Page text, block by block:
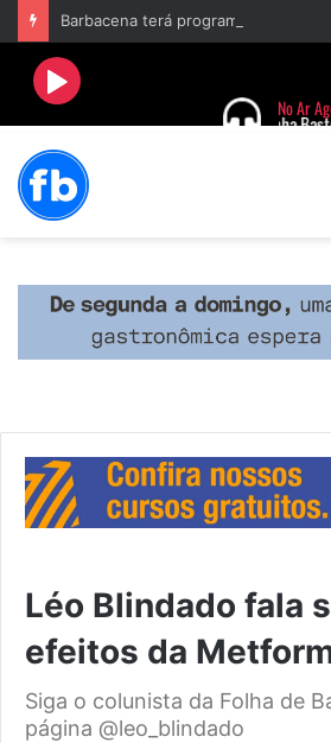
Léo Blindado fala
efeitos da
Siga o colunista da Folha de
página @leo_blindado